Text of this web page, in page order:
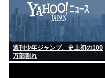
週刊少年ジャンプ、史上初の100
万部割れ